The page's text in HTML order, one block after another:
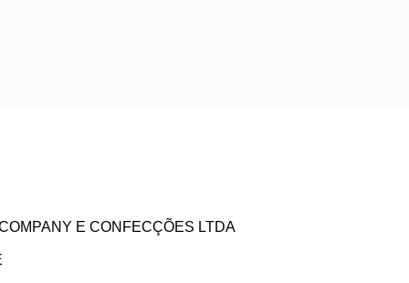
E CONFECÇÕES LTDA